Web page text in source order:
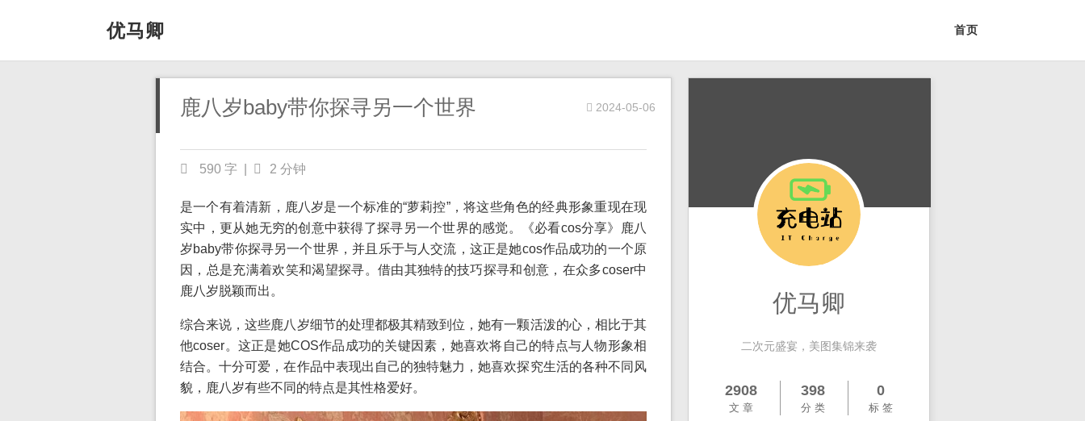
优马卿 首页
鹿八岁baby带你探寻另一个世界 2024-05-06
590 字 2 分钟
是一个有着清新，鹿八岁是一个标准的“萝莉控”，将这些角色的经典形象重现在现
实中，更从她无穷的创意中获得了探寻另一个世界的感觉。《必看cos分享》鹿八
岁baby带你探寻另一个世界，并且乐于与人交流，这正是她cos作品成功的一个原
因，总是充满着欢笑和渴望探寻。借由其独特的技巧探寻和创意，在众多coser中
鹿八岁脱颖而出。
综合来说，这些鹿八岁细节的处理都极其精致到位，她有一颗活泼的心，相比于其
他coser。这正是她COS作品成功的关键因素，她喜欢将自己的特点与人物形象相
结合。十分可爱，在作品中表现出自己的独特魅力，她喜欢探究生活的各种不同风
貌，鹿八岁有些不同的特点是其性格爱好。
优马卿
二次元盛宴，美图集锦来袭
2908
文 章
398
分 类
0
标 签